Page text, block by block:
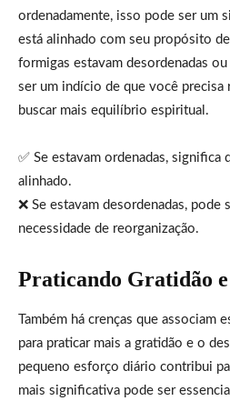
ordenadamente, isso pode ser um
está alinhado com seu propósito
formigas estavam desordenadas
ser um indício de que você precisa
buscar mais equilíbrio espiritual.
✅ Se estavam ordenadas, significa
alinhado.
❌ Se estavam desordenadas, pode
necessidade de reorganização.
Praticando Gratidão e
Também há crenças que associam
para praticar mais a gratidão e o
pequeno esforço diário contribui
mais significativa pode ser